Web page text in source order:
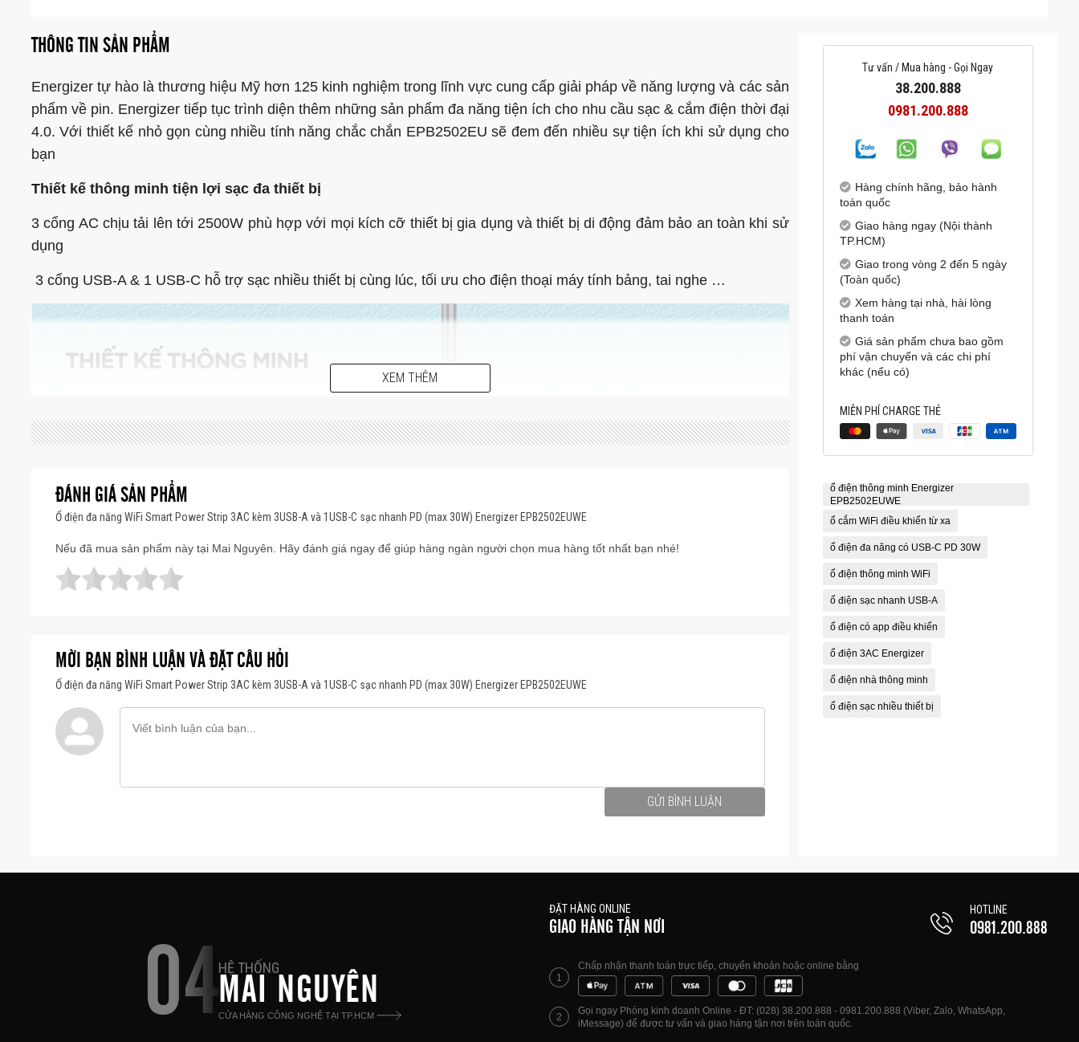
THÔNG TIN SẢN PHẨM
Energizer tự hào là thương hiệu Mỹ hơn 125 kinh nghiệm trong lĩnh vực cung cấp giải pháp về năng lượng và các sản
phẩm về pin. Energizer tiếp tục trình diện thêm những sản phẩm đa năng tiện ích cho nhu cầu sạc & cắm điện thời đại
4.0. Với thiết kế nhỏ gọn cùng nhiều tính năng chắc chắn EPB2502EU sẽ đem đến nhiều sự tiện ích khi sử dụng cho
bạn
Thiết kế thông minh tiện lợi sạc đa thiết bị
3 cổng AC chịu tải lên tới 2500W phù hợp với mọi kích cỡ thiết bị gia dụng và thiết bị di động đảm bảo an toàn khi sử
dụng
3 cổng USB-A & 1 USB-C hỗ trợ sạc nhiều thiết bị cùng lúc, tối ưu cho điện thoại máy tính bảng, tai nghe …
XEM THÊM
ĐÁNH GIÁ SẢN PHẨM
Ổ điện đa năng WiFi Smart Power Strip 3AC kèm 3USB-A và 1USB-C sạc nhanh PD (max 30W) Energizer EPB2502EUWE
Nếu đã mua sản phẩm này tại Mai Nguyên. Hãy đánh giá ngay để giúp hàng ngàn người chọn mua hàng tốt nhất bạn nhé!
MỜI BẠN BÌNH LUẬN VÀ ĐẶT CÂU HỎI
Ổ điện đa năng WiFi Smart Power Strip 3AC kèm 3USB-A và 1USB-C sạc nhanh PD (max 30W) Energizer EPB2502EUWE
GỬI BÌNH LUẬN
Tư vấn / Mua hàng - Gọi Ngay
38.200.888
0981.200.888
Hàng chính hãng, bảo hành
toàn quốc
Giao hàng ngay (Nội thành
TP.HCM)
Giao trong vòng 2 đến 5 ngày
(Toàn quốc)
Xem hàng tại nhà, hài lòng
thanh toán
Giá sản phẩm chưa bao gồm
phí vận chuyển và các chi phí
khác (nếu có)
MIỄN PHÍ CHARGE THẺ
ổ điện thông minh Energizer
EPB2502EUWE
ổ cắm WiFi điều khiển từ xa
ổ điện đa năng có USB-C PD 30W
ổ điện thông minh WiFi
ổ điện sạc nhanh USB-A
ổ điện có app điều khiển
ổ điện 3AC Energizer
ổ điện nhà thông minh
ổ điện sạc nhiều thiết bị
04HỆ THỐNG
MAI NGUYÊN
CỬA HÀNG CÔNG NGHỆ TẠI TP.HCM
ĐẶT HÀNG ONLINE
GIAO HÀNG TẬN NƠI
HOTLINE
0981.200.888
1
Chấp nhận thanh toán trực tiếp, chuyển khoản hoặc online bằng
2
Gọi ngay Phòng kinh doanh Online - ĐT: (028) 38.200.888 - 0981.200.888 (Viber, Zalo, WhatsApp,
iMessage) để được tư vấn và giao hàng tận nơi trên toàn quốc.